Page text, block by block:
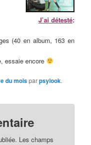
J’ai détesté:
(40 en album, 163 en
essaie encore
du moisparpsylook.
Les champs